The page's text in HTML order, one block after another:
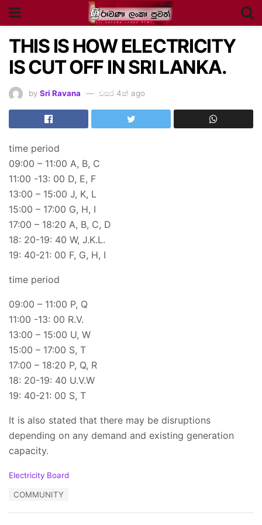
THIS IS HOW ELECTRICITY
IS CUT OFF IN SRI LANKA.
by Sri Ravana වසර 4ක් ago
time period
09:00 – 11:00 A, B, C
11:00 -13: 00 D, E, F
13:00 – 15:00 J, K, L
15:00 – 17:00 G, H, I
17:00 – 18:20 A, B, C, D
18: 20-19: 40 W, J.K.L.
19: 40-21: 00 F, G, H, I
time period
09:00 – 11:00 P, Q
11:00 -13: 00 R.V.
13:00 – 15:00 U, W
15:00 – 17:00 S, T
17:00 – 18:20 P, Q, R
18: 20-19: 40 U.V.W
19: 40-21: 00 S, T
It is also stated that there may be disruptions
depending on any demand and existing generation
capacity.
C
Electricity Board
COMMUNITY